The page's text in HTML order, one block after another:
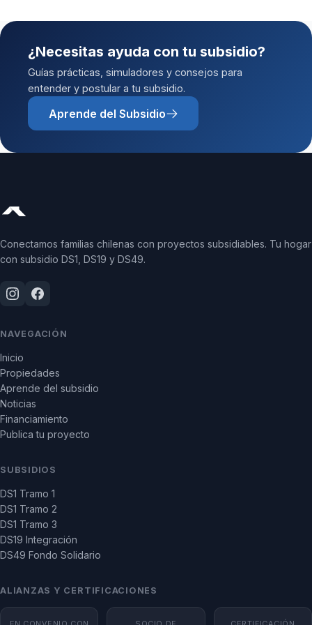
¿Necesitas ayuda con tu subsidio?
Guías prácticas, simuladores y consejos para
entender y postular a tu subsidio.
Aprende del Subsidio
Conectamos familias chilenas con proyectos subsidiables. Tu hogar
con subsidio DS1, DS19 y DS49.
NAVEGACIÓN
Inicio
Propiedades
Aprende del subsidio
Noticias
Financiamiento
Publica tu proyecto
SUBSIDIOS
DS1 Tramo 1
DS1 Tramo 2
DS1 Tramo 3
DS19 Integración
DS49 Fondo Solidario
ALIANZAS Y CERTIFICACIONES